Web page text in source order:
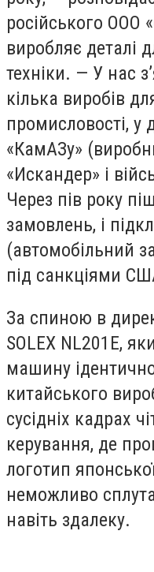
російського ООО
виробляє деталі
техніки. — У нас
кілька виробів
промисловості,
«КамАЗу»
«Искандер» і
Через пів року
замовлень, і
(автомобільний
під санкціями
За спиною в
SOLEX NL201E,
машину
китайського
сусідніх кадрах
керування, де
логотип
неможливо
навіть здалеку.